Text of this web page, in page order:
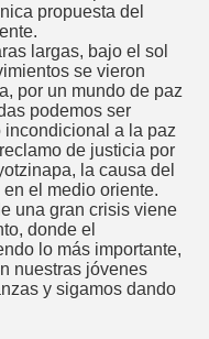
propuesta del
largas, bajo el sol
se vieron
por un mundo de paz
podemos ser
a la paz
de justicia por
la causa del
el medio oriente.
una gran crisis viene
donde el
lo más importante,
nuestras jóvenes
y sigamos dando